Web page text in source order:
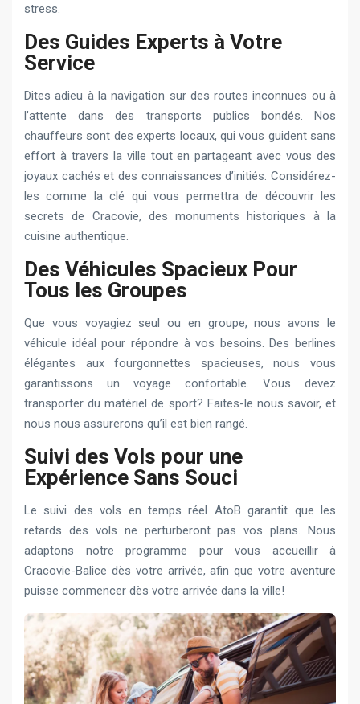
stress.
Des Guides Experts à Votre
Service
Dites adieu à la navigation sur des routes inconnues ou à
l’attente dans des transports publics bondés. Nos
chauffeurs sont des experts locaux, qui vous guident sans
effort à travers la ville tout en partageant avec vous des
joyaux cachés et des connaissances d’initiés. Considérez-
les comme la clé qui vous permettra de découvrir les
secrets de Cracovie, des monuments historiques à la
cuisine authentique.
Des Véhicules Spacieux Pour
Tous les Groupes
Que vous voyagiez seul ou en groupe, nous avons le
véhicule idéal pour répondre à vos besoins. Des berlines
élégantes aux fourgonnettes spacieuses, nous vous
garantissons un voyage confortable. Vous devez
transporter du matériel de sport? Faites-le nous savoir, et
nous nous assurerons qu’il est bien rangé.
Suivi des Vols pour une
Expérience Sans Souci
Le suivi des vols en temps réel AtoB garantit que les
retards des vols ne perturberont pas vos plans. Nous
adaptons notre programme pour vous accueillir à
Cracovie-Balice dès votre arrivée, afin que votre aventure
puisse commencer dès votre arrivée dans la ville!